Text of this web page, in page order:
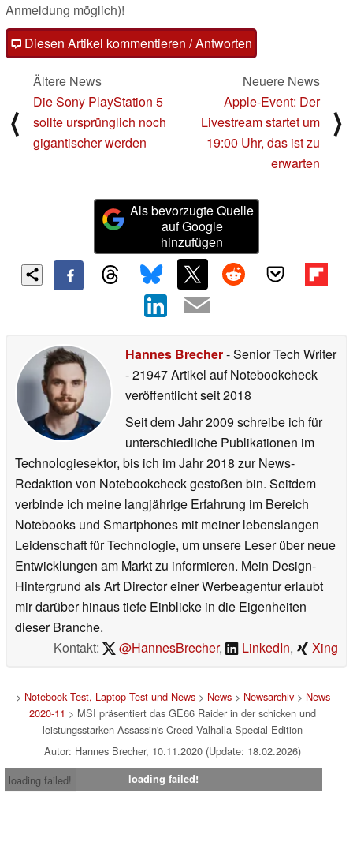
Anmeldung möglich)!
Diesen Artikel kommentieren / Antworten
⟨
Ältere News
Die Sony PlayStation 5
sollte ursprünglich noch
gigantischer werden
Neuere News
Apple-Event: Der
Livestream startet um
19:00 Uhr, das ist zu
erwarten
⟩
Als bevorzugte Quelle
auf Google
hinzufügen
Hannes Brecher- Senior Tech Writer
- 21947 Artikel auf Notebookcheck
veröffentlichtseit 2018
Seit dem Jahr 2009 schreibe ich für
unterschiedliche Publikationen im
Technologiesektor, bis ich im Jahr 2018 zur News-
Redaktion von Notebookcheck gestoßen bin. Seitdem
verbinde ich meine langjährige Erfahrung im Bereich
Notebooks und Smartphones mit meiner lebenslangen
Leidenschaft für Technologie, um unsere Leser über neue
Entwicklungen am Markt zu informieren. Mein Design-
Hintergrund als Art Director einer Werbeagentur erlaubt
mir darüber hinaus tiefe Einblicke in die Eigenheiten
dieser Branche.
Kontakt:
@HannesBrecher, LinkedIn, Xing
> Notebook Test, Laptop Test und News> News> Newsarchiv> News
2020-11 > MSI präsentiert das GE66 Raider in der schicken und
leistungsstarken Assassin's Creed Valhalla Special Edition
Autor: Hannes Brecher, 10.11.2020 (Update: 18.02.2026)
loading failed!
loading failed!